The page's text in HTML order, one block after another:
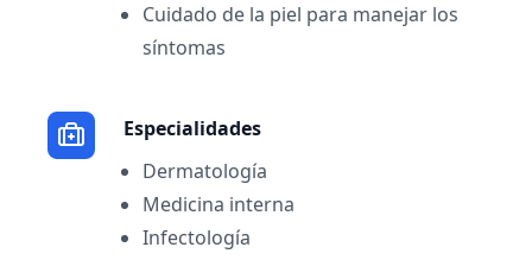
Cuidado de la piel para manejar los
síntomas
Especialidades
Dermatología
Medicina interna
Infectología